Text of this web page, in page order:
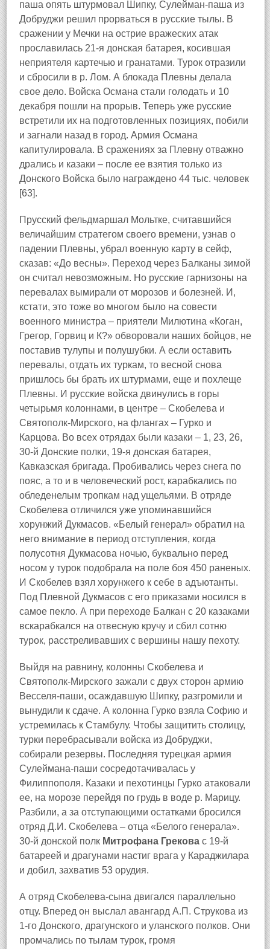
паша опять штурмовал Шипку, Сулейман-паша из
Добруджи решил прорваться в русские тылы. В
сражении у Мечки на острие вражеских атак
прославилась 21-я донская батарея, косившая
неприятеля картечью и гранатами. Турок отразили
и сбросили в р. Лом. А блокада Плевны делала
свое дело. Войска Османа стали голодать и 10
декабря пошли на прорыв. Теперь уже русские
встретили их на подготовленных позициях, побили
и загнали назад в город. Армия Османа
капитулировала. В сражениях за Плевну отважно
дрались и казаки – после ее взятия только из
Донского Войска было награждено 44 тыс. человек
[63].
Прусский фельдмаршал Мольтке, считавшийся
величайшим стратегом своего времени, узнав о
падении Плевны, убрал военную карту в сейф,
сказав: «До весны». Переход через Балканы зимой
он считал невозможным. Но русские гарнизоны на
перевалах вымирали от морозов и болезней. И,
кстати, это тоже во многом было на совести
военного министра – приятели Милютина «Коган,
Грегор, Горвиц и К?» обворовали наших бойцов, не
поставив тулупы и полушубки. А если оставить
перевалы, отдать их туркам, то весной снова
пришлось бы брать их штурмами, еще и похлеще
Плевны. И русские войска двинулись в горы
четырьмя колоннами, в центре – Скобелева и
Святополк-Мирского, на флангах – Гурко и
Карцова. Во всех отрядах были казаки – 1, 23, 26,
30-й Донские полки, 19-я донская батарея,
Кавказская бригада. Пробивались через снега по
пояс, а то и в человеческий рост, карабкались по
обледенелым тропкам над ущельями. В отряде
Скобелева отличился уже упоминавшийся
хорунжий Дукмасов. «Белый генерал» обратил на
него внимание в период отступления, когда
полусотня Дукмасова ночью, буквально перед
носом у турок подобрала на поле боя 450 раненых.
И Скобелев взял хорунжего к себе в адъютанты.
Под Плевной Дукмасов с его приказами носился в
самое пекло. А при переходе Балкан с 20 казаками
вскарабкался на отвесную кручу и сбил сотню
турок, расстреливавших с вершины нашу пехоту.
Выйдя на равнину, колонны Скобелева и
Святополк-Мирского зажали с двух сторон армию
Весселя-паши, осаждавшую Шипку, разгромили и
вынудили к сдаче. А колонна Гурко взяла Софию и
устремилась к Стамбулу. Чтобы защитить столицу,
турки перебрасывали войска из Добруджи,
собирали резервы. Последняя турецкая армия
Сулеймана-паши сосредотачивалась у
Филиппополя. Казаки и пехотинцы Гурко атаковали
ее, на морозе перейдя по грудь в воде р. Марицу.
Разбили, а за отступающими остатками бросился
отряд Д.И. Скобелева – отца «Белого генерала».
30-й донской полк Митрофана Грекова с 19-й
батареей и драгунами настиг врага у Караджилара
и добил, захватив 53 орудия.
А отряд Скобелева-сына двигался параллельно
отцу. Вперед он выслал авангард А.П. Струкова из
1-го Донского, драгунского и уланского полков. Они
промчались по тылам турок, громя